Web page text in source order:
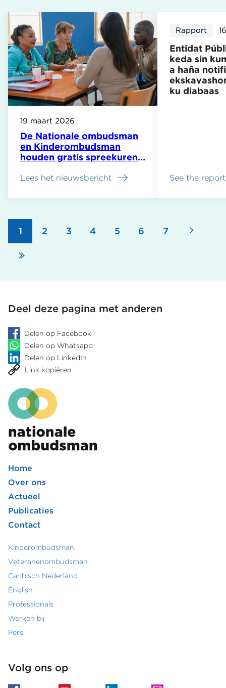
De Nationale ombudsman
en Kinderombudsman
houden gratis spreekuren
19 maart 2026
Lees het nieuwsbericht
Entidat
keda sin
a haña
ku diabaas
Rapport
See the report
about
a
Paginering
Pagina
1 Pagina
2 Pagina
3 Pagina
4 Pagina
5 Pagina
6 Pagina
7
pagina
Deel deze pagina met anderen
Delen op Facebook
Delen op Whatsapp
Delen op LinkedIn
Link kopiëren
Footer
hoofdmenu
Home
Over ons
Actueel
Publicaties
Contact
Footer
secundair
menu
Kinderombudsman
Veteranenombudsman
Caribisch Nederland
English
Professionals
Werken bij
Pers
Volg ons op